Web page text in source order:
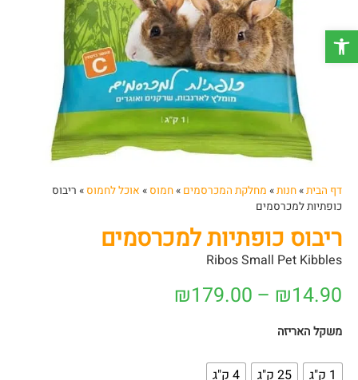
פתח סרגל נגישות
דף הבית»חנות» מחלקת המכרסמים »חמוס» אוכל לחמוס» ריבוס
כופתיות למכרסמים
ריבוס כופתיות למכרסמים
Ribos Small Pet Kibbles
₪14.90
–
₪179.00
משקל האריזה
1 ק"ג 25 ק"ג 4 ק"ג